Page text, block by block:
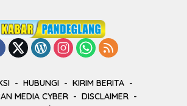
HUBUNGI
KIRIM BERITA
MEDIA CYBER
DISCLAIMER